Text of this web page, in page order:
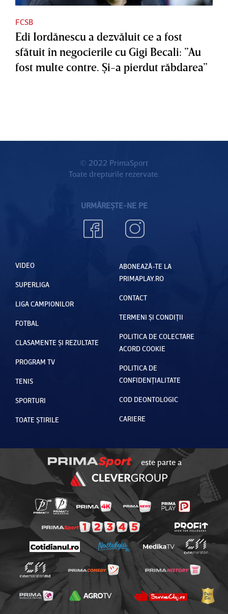
FCSB
Edi Iordănescu a dezvăluit ce a fost
sfătuit în negocierile cu Gigi Becali: ”Au
fost multe contre. Şi-a pierdut răbdarea”
© 2022 PrimaSport
Toate drepturile rezervate.
URMĂREȘTE-NE PE
VIDEO
SUPERLIGA
LIGA CAMPIONILOR
FOTBAL
CLASAMENTE ȘI REZULTATE
PROGRAM TV
TENIS
SPORTURI
TOATE ȘTIRILE
ABONEAZĂ-TE LA
PRIMAPLAY.RO
CONTACT
TERMENI ȘI CONDIȚII
POLITICA DE COLECTARE
ACORD COOKIE
POLITICA DE
CONFIDENȚIALITATE
COD DEONTOLOGIC
CARIERE
este parte a